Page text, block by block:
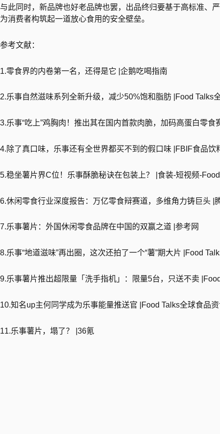
与此同时，新品牌也好老品牌也罢，出品终归要基于高标准、
为消费者构筑起一道放心食用的安全壁垒。
参考文献：
1.零食界的内卷第一名，还得是它 |企鹅吃喝指南
2.乐事自然滋味系列全新升级，减少50%饱和脂肪 |Food Talks
3.乐事“吃上”鸡胸肉！推出其在国内首款肉脆，加码高蛋白零食
4.除了真口味，乐事还有全世界都买不到的假口味 |FBIF食品饮
5.稳坐薯片界C位！乐事酥脆秘诀在包装上？ |食装-短视频-
6.休闲零食行业深度报告：万亿零食辩赛道，多维角力铸巨头 |
7.乐事薯片：外国休闲零食品牌在中国的双赢之道 |参考网
8.乐事“地道滋味”再出圈，这次还拍了一个“薯”期大片 |Food
9.乐事薯片推出超限量「洗手指机」：限量5台，只送不卖
10.知名up主何同学成为乐事能量推送官 |Food Talks全球食品
11.乐事薯片，塌了？ |36氪